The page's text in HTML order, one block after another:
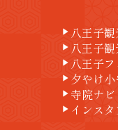
play_arrow 八王子
play_arrow 八王子
play_arrow 八王子
play_arrow 夕やけ
play_arrow 寺院ナビ
play_arrow インス